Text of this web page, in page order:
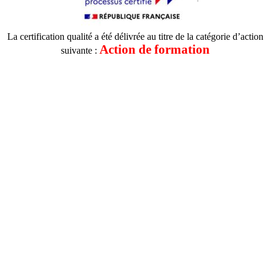
La certification qualité a été délivrée au titre de la catégorie d’action
suivante : Action de formation